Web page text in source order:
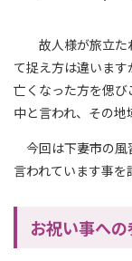
故人様が旅立た
て捉え方は違います
亡くなった方を偲
中と言われ、その地
今回は下妻市の風
言われています事を
お祝い事への